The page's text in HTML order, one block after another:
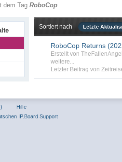
dem TagRoboCop
Sortiert nach Letzte
RoboCop Returns
Erstellt von
weitere...
Letzter Beitrag von
Hilfe
IP.Board Support